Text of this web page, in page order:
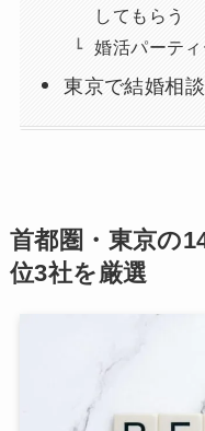
してもらう
婚活パーテ
東京で結婚相
首都圏・東京の
位3社を厳選